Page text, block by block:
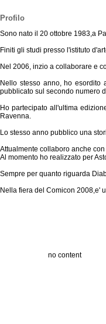
Profilo
Sono nato il 20 ottobre 1983,a
Finiti gli studi presso l'istituto
Nel 2006, inzio a collaborare e
Nello stesso anno, ho esordito
pubblicato sul secondo numero
Ho partecipato all'ultima
Ravenna.
Lo stesso anno pubblico una
Attualmente collaboro anche
Al momento ho realizzato per
Sempre per quanto riguarda
Nella fiera del Comicon 2008,e'
no content